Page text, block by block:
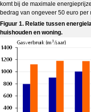
komt bij de maximale
bedrag van ongeveer 50 euro per
Figuur 1. Relatie tussen
huishouden en woning.